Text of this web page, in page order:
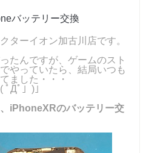
バッテリー交換
ターイオン加古川店です。
たんですが、ゲームのスト
やっていたら、結局いつも
ました・・・
Дﾟ」)」
iPhoneXRのバッテリー交